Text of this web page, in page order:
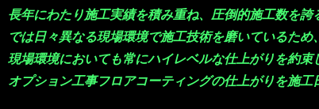
長年にわたり施工実績を積み重ね、圧倒的施工数を誇
では日々異なる現場環境で施工技術を磨いているた
現場環境においても常にハイレベルな仕上がりを約束
オプション工事フロアコーティングの仕上がりを施工